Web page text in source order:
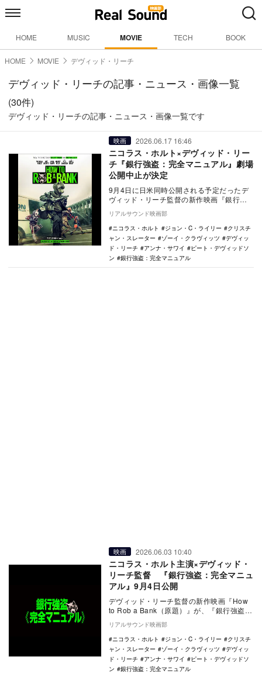
HOME MUSIC MOVIE TECH BOOK
HOME MOVIE デヴィッド・リーチ
デヴィッド・リーチの記事・ニュース・画像一覧
(30件)
デヴィッド・リーチの記事・ニュース・画像一覧です
映画 2026.06.17 16:46
ニコラス・ホルト×デヴィッド・リー
チ『銀行強盗：完全マニュアル』劇場
公開中止が決定
9月4日に日米同時公開される予定だったデ
ヴィッド・リーチ監督の新作映画『銀行強
盗：完全マニュアル』の劇場公開中止が配
給元のソニー…
リアルサウンド映画部
ニコラス・ホルト
ジョン・C・ライリー
クリスチ
ャン・スレーター
ゾーイ・クラヴィッツ
デヴィッ
ド・リーチ
アンナ・サワイ
ピート・デヴィッドソ
ン
銀行強盗：完全マニュアル
映画 2026.06.03 10:40
ニコラス・ホルト主演×デヴィッド・
リーチ監督 『銀行強盗：完全マニュ
アル』9月4日公開
デヴィッド・リーチ監督の新作映画『How
to Rob a Bank（原題）』が、『銀行強盗：
完全マニュアル』の邦題で9月4日に…
リアルサウンド映画部
ニコラス・ホルト
ジョン・C・ライリー
クリスチ
ャン・スレーター
ゾーイ・クラヴィッツ
デヴィッ
ド・リーチ
アンナ・サワイ
ピート・デヴィッドソ
ン
銀行強盗：完全マニュアル